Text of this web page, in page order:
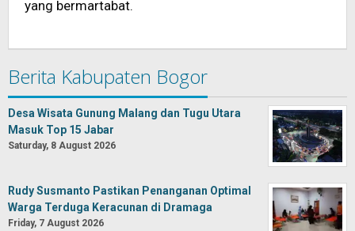
yang bermartabat.
Berita Kabupaten Bogor
Desa Wisata Gunung Malang dan Tugu Utara
Masuk Top 15 Jabar
Saturday, 8 August 2026
Rudy Susmanto Pastikan Penanganan Optimal
Warga Terduga Keracunan di Dramaga
Friday, 7 August 2026